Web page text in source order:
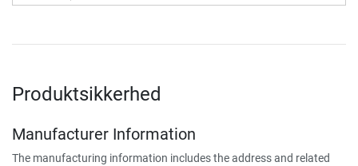
Produktsikkerhed
Manufacturer Information
The manufacturing information includes the address and related